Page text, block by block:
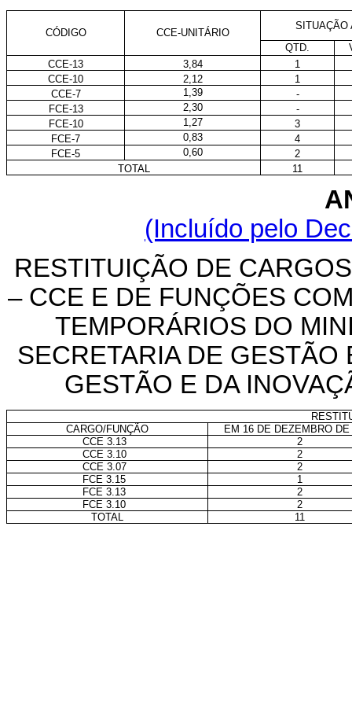
CÓDIGO CCE-UNITÁRIO
SITUAÇÃO
QTD.
CCE-13
3,84
1
CCE-10
2,12
1
CCE-7
1,39
-
FCE-13
2,30
-
FCE-10
1,27
3
FCE-7
0,83
4
FCE-5
0,60
2
TOTAL
11
(Incluído pelo
RESTITUIÇÃO DE
– CCE E DE FUNÇÕES
TEMPORÁRIOS DO
SECRETARIA DE
GESTÃO E DA
CARGO/FUNÇÃO
EM 16 DE DEZEMBRO DE
CCE 3.13
2
CCE 3.10
2
CCE 3.07
2
FCE 3.15
1
FCE 3.13
2
FCE 3.10
2
TOTAL
11